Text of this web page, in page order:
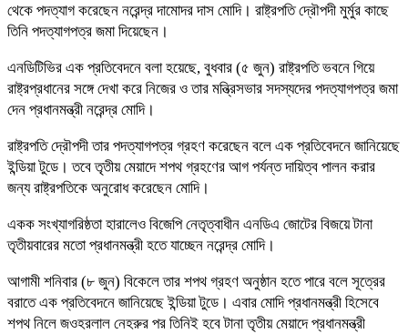
থেকে পদত্যাগ করেছেন নরেন্দ্র দামোদর দাস মোদি। রাষ্ট্রপতি দ্রৌপদী মুর্মুর কাছে
তিনি পদত্যাগপত্র জমা দিয়েছেন।
এনডিটিভির এক প্রতিবেদনে বলা হয়েছে, বুধবার (৫ জুন) রাষ্ট্রপতি ভবনে গিয়ে
রাষ্ট্রপ্রধানের সঙ্গে দেখা করে নিজের ও তার মন্ত্রিসভার সদস্যদের পদত্যাগপত্র জমা
দেন প্রধানমন্ত্রী নরেন্দ্র মোদি।
রাষ্ট্রপতি দ্রৌপদী তার পদত্যাগপত্র গ্রহণ করেছেন বলে এক প্রতিবেদনে জানিয়েছে
ইন্ডিয়া টুডে। তবে তৃতীয় মেয়াদে শপথ গ্রহণের আগ পর্যন্ত দায়িত্ব পালন করার
জন্য রাষ্ট্রপতিকে অনুরোধ করেছেন মোদি।
একক সংখ্যাগরিষ্ঠতা হারালেও বিজেপি নেতৃত্বাধীন এনডিএ জোটের বিজয়ে টানা
তৃতীয়বারের মতো প্রধানমন্ত্রী হতে যাচ্ছেন নরেন্দ্র মোদি।
আগামী শনিবার (৮ জুন) বিকেলে তার শপথ গ্রহণ অনুষ্ঠান হতে পারে বলে সূত্রের
বরাতে এক প্রতিবেদনে জানিয়েছে ইন্ডিয়া টুডে। এবার মোদি প্রধানমন্ত্রী হিসেবে
শপথ নিলে জওহরলাল নেহরুর পর তিনিই হবে টানা তৃতীয় মেয়াদে প্রধানমন্ত্রী